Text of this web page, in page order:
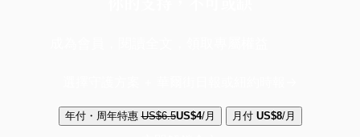
年付・周年特惠 US$6.5US$4/月 月付 US$8/月